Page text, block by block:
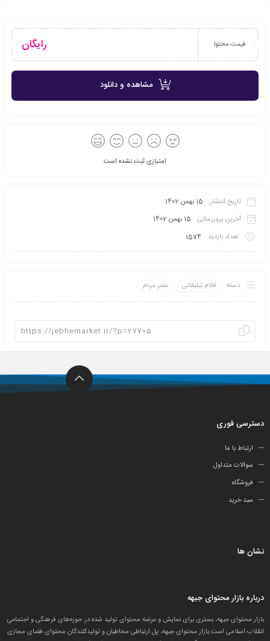
قیمت محتوا رایگان
مشاهده و دانلود
امتیازی ثبت نشده است
تاریخ انتشار: 15 بهمن 1402
آخرین بروزرسانی: 15 بهمن 1402
تعداد بازدید: 1574
دسته: اقلام تبلیغاتی عصر مردم
دسترسی فوری
ارتباط با ما
سوالات متداول
فروشگاه
سبد خرید
نشان ها
درباره بازار محتوای جبهه
بازار محتوای جبهه، بستری برای نمایش و عرضه محتوای تولید شده در حوزه‌های فرهنگی و اجتماعیِ
انقلاب اسلامی است.بازار محتوای جبهه، پل ارتباطی مخاطبان و تولید‌کنندگان محتوای فضای مجازی